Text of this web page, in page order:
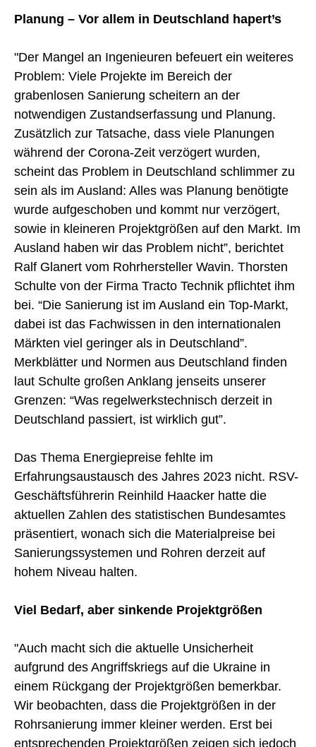
Planung – Vor allem in Deutschland hapert’s
"Der Mangel an Ingenieuren befeuert ein weiteres
Problem: Viele Projekte im Bereich der
grabenlosen Sanierung scheitern an der
notwendigen Zustandserfassung und Planung.
Zusätzlich zur Tatsache, dass viele Planungen
während der Corona-Zeit verzögert wurden,
scheint das Problem in Deutschland schlimmer zu
sein als im Ausland: Alles was Planung benötigte
wurde aufgeschoben und kommt nur verzögert,
sowie in kleineren Projektgrößen auf den Markt. Im
Ausland haben wir das Problem nicht”, berichtet
Ralf Glanert vom Rohrhersteller Wavin. Thorsten
Schulte von der Firma Tracto Technik pflichtet ihm
bei. “Die Sanierung ist im Ausland ein Top-Markt,
dabei ist das Fachwissen in den internationalen
Märkten viel geringer als in Deutschland”.
Merkblätter und Normen aus Deutschland finden
laut Schulte großen Anklang jenseits unserer
Grenzen: “Was regelwerkstechnisch derzeit in
Deutschland passiert, ist wirklich gut”.
Das Thema Energiepreise fehlte im
Erfahrungsaustausch des Jahres 2023 nicht. RSV-
Geschäftsführerin Reinhild Haacker hatte die
aktuellen Zahlen des statistischen Bundesamtes
präsentiert, wonach sich die Materialpreise bei
Sanierungssystemen und Rohren derzeit auf
hohem Niveau halten.
Viel Bedarf, aber sinkende Projektgrößen
"Auch macht sich die aktuelle Unsicherheit
aufgrund des Angriffskriegs auf die Ukraine in
einem Rückgang der Projektgrößen bemerkbar.
Wir beobachten, dass die Projektgrößen in der
Rohrsanierung immer kleiner werden. Erst bei
entsprechenden Projektgrößen zeigen sich jedoch